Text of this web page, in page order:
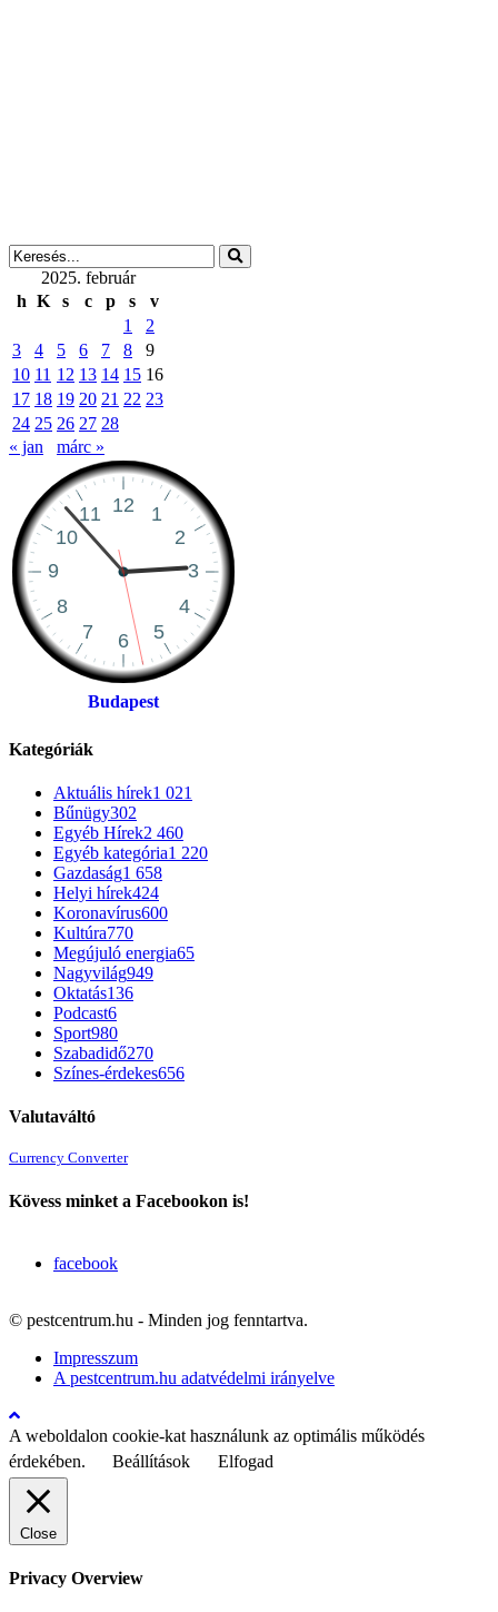
2025. február
h K s c p s
v
1
2
3
4 5 6 7 8
9
10 11 12 13 14 15 16
17 18 19 20 21 22 23
24 25 26 27 28
« jan
márc »
Budapest
Kategóriák
Aktuális hírek1 021
Bűnügy302
Egyéb Hírek2 460
Egyéb kategória1 220
Gazdaság1 658
Helyi hírek424
Koronavírus600
Kultúra770
Megújuló energia65
Nagyvilág949
Oktatás136
Podcast6
Sport980
Szabadidő270
Színes-érdekes656
Valutaváltó
Currency Converter
Kövess minket a Facebookon is!
facebook
© pestcentrum.hu - Minden jog fenntartva.
Impresszum
A pestcentrum.hu adatvédelmi irányelve
A weboldalon cookie-kat használunk az optimális működés
érdekében.
Beállítások Elfogad
Close
Privacy Overview